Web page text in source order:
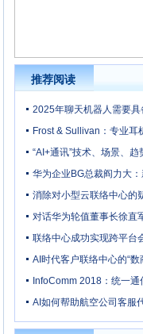
推荐阅读
2025年聊天机器人需要
Frost & Sullivan：专业耳
“AI+通讯”技术、场景、趋
华为企业BG总裁阎力大
消除对小型云联络中心的
对话华为轮值董事长徐直
联络中心成功实现跨平台
AI时代客户联络中心的“数
InfoComm 2018：统一通
AI如何帮助航空公司客服